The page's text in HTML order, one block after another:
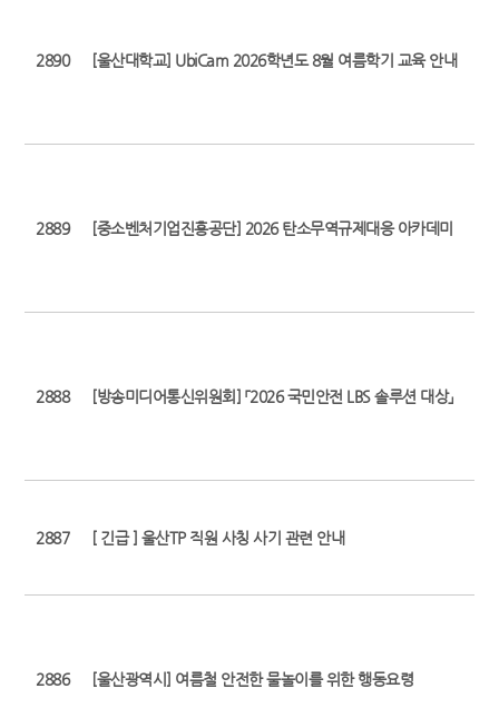
2890 [울산대학교] UbiCam 2026학년도 8월 여름학기 교육 안내
2889 [중소벤처기업진흥공단] 2026 탄소무역규제대응 아카데미
2888 [방송미디어통신위원회] 「2026 국민안전 LBS 솔루션 대상」
2887 [ 긴급 ] 울산TP 직원 사칭 사기 관련 안내
2886 [울산광역시] 여름철 안전한 물놀이를 위한 행동요령